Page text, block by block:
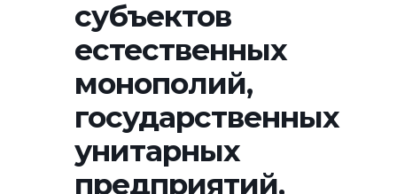
субъектов
естественных
монополий,
государственных
унитарных
предприятий,